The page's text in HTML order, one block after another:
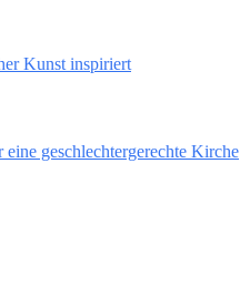
Kunst inspiriert
geschlechtergerechte Kirche